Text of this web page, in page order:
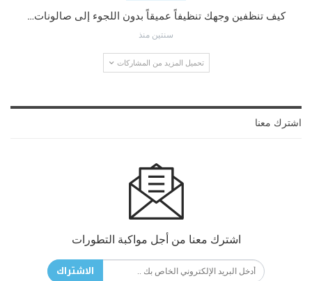
كيف تنظفين وجهك تنظيفاً عميقاً بدون اللجوء إلى صالونات…
سنتين منذ
تحميل المزيد من المشاركات
اشترك معنا
اشترك معنا من أجل مواكبة التطورات
الاشتراك